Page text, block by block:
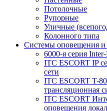
Потолочные
Рупорные
Уличные
Колонного типа
Системы оповещения и
6000-я серия
ITC ESCORT IP
сети
ITC ESCORT T-
трансляционная
ITC ESCORT
оповещения